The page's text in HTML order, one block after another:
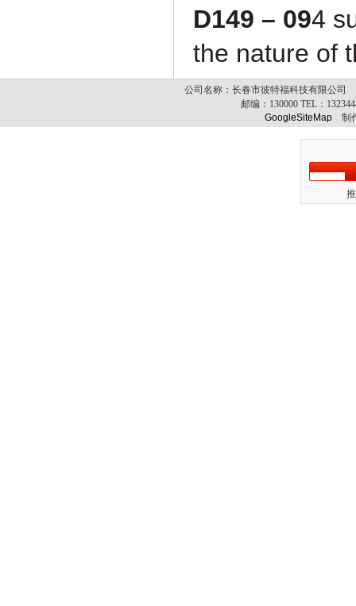
D149 – 094
the nature of
公司名称：长春市彼特福科技有限公司
邮编： 130000 TEL：
GoogleSiteMap 制